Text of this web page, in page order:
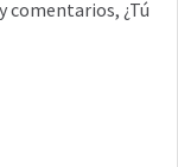
comentarios, ¿Tú